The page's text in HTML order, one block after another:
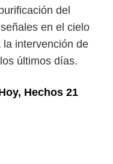
del
en el cielo
intervención de
últimos días.
Hechos 21